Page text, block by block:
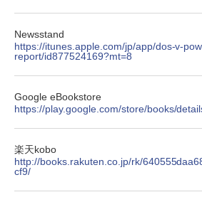
Newsstand
https://itunes.apple.com/jp/app/dos-v-
report/id877524169?mt=8
Google eBookstore
https://play.google.com/store/books/
楽天kobo
http://books.rakuten.co.jp/rk/
cf9/